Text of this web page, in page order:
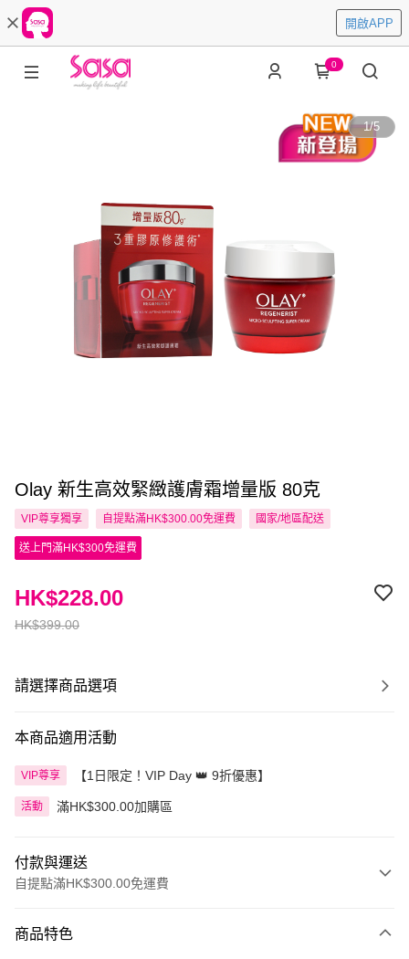
開啟APP
0
1/5
Olay 新生高效緊緻護膚霜增量版 80克
VIP尊享獨享 自提點滿HK$300.00免運費 國家/地區配送
送上門滿HK$300免運費
HK$399.00
HK$228.00
請選擇商品選項
本商品適用活動
VIP尊享 【1日限定！VIP Day 👑 9折優惠】
活動 滿HK$300.00加購區
付款與運送
自提點滿HK$300.00免運費
信用卡
商品特色